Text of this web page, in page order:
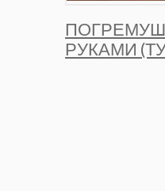
РУКАМИ